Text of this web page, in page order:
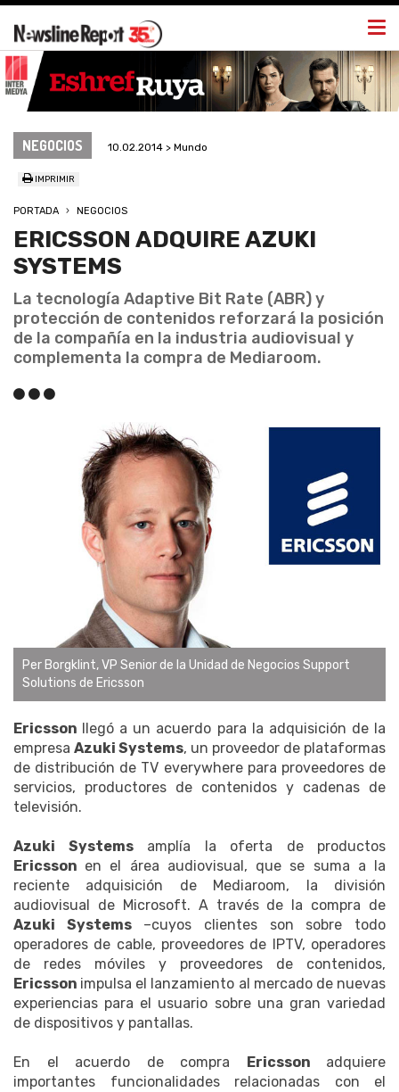
NEGOCIOS 10.02.2014 > Mundo
IMPRIMIR
PORTADA NEGOCIOS
ERICSSON ADQUIRE AZUKI
SYSTEMS
La tecnología Adaptive Bit Rate (ABR) y
protección de contenidos reforzará la posición
de la compañía en la industria audiovisual y
complementa la compra de Mediaroom.
Per Borgklint, VP Senior de la Unidad de Negocios Support
Solutions de Ericsson
Ericsson llegó a un acuerdo para la adquisición de la
empresa Azuki Systems, un proveedor de plataformas
de distribución de TV everywhere para proveedores de
servicios, productores de contenidos y cadenas de
televisión.
Azuki Systemsamplía la oferta de productos
Ericsson en el área audiovisual, que se suma a la
reciente adquisición de Mediaroom, la división
audiovisual de Microsoft. A través de la compra de
Azuki Systems–cuyos clientes son sobre todo
operadores de cable, proveedores de IPTV, operadores
de redes móviles y proveedores de contenidos,
Ericsson impulsa el lanzamiento al mercado de nuevas
experiencias para el usuario sobre una gran variedad
de dispositivos y pantallas.
En el acuerdo de compra Ericsson adquiere
importantes funcionalidades relacionadas con el